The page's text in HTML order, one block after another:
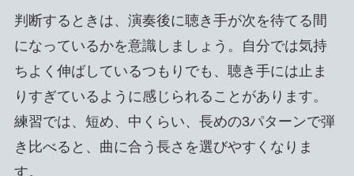
判断するときは、演奏後に聴き手が次を待てる間
になっているかを意識しましょう。自分では気持
ちよく伸ばしているつもりでも、聴き手には止ま
りすぎているように感じられることがあります。
練習では、短め、中くらい、長めの3パターンで弾
き比べると、曲に合う長さを選びやすくなりま
す。